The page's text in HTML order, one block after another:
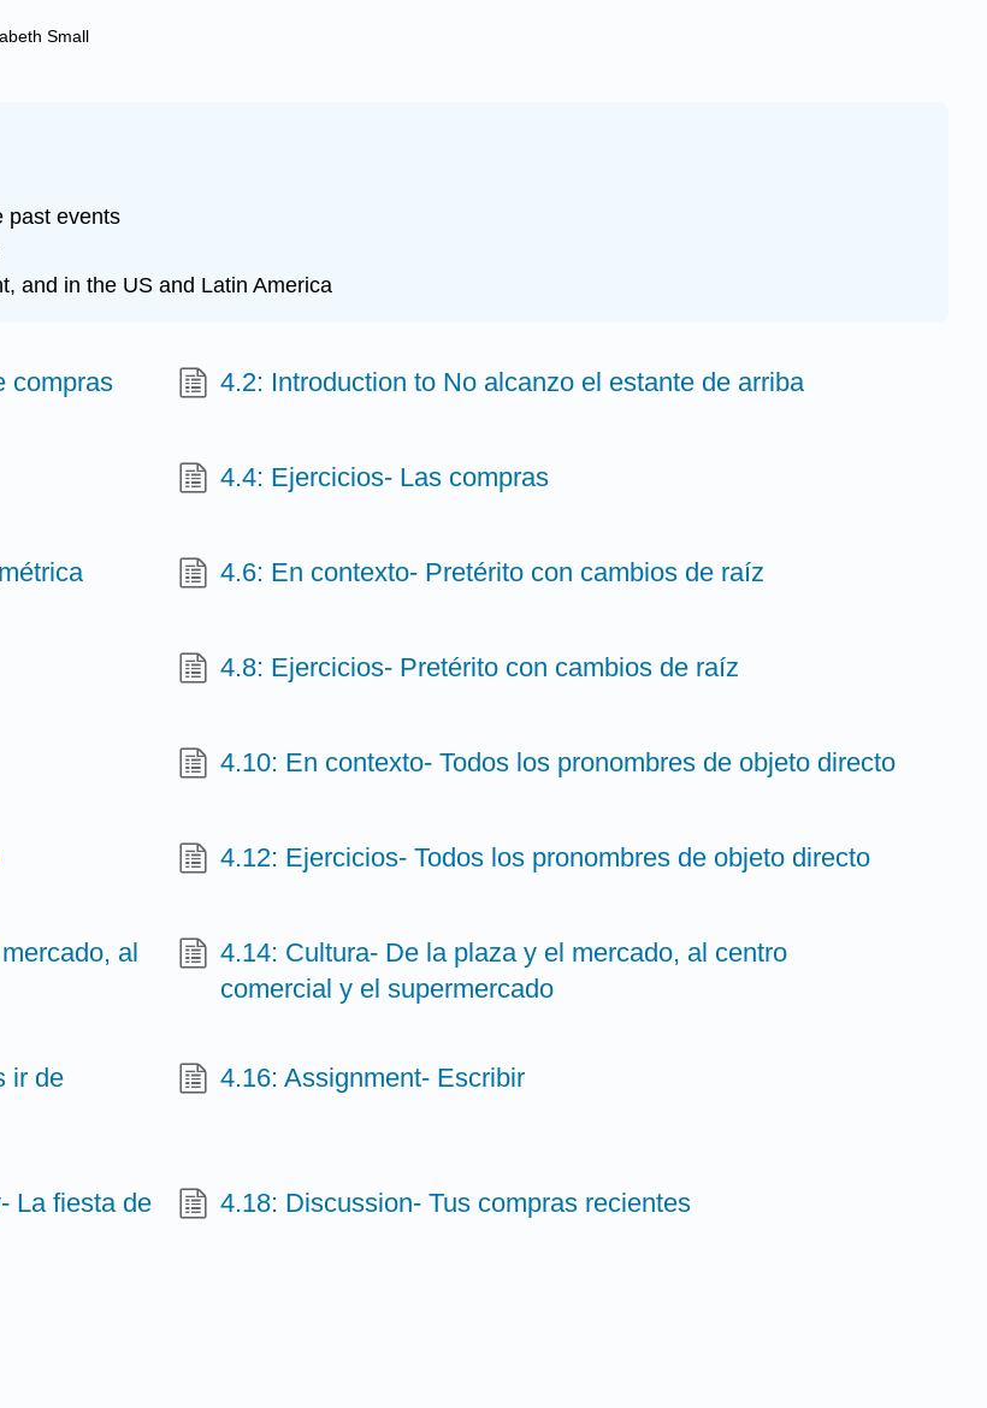
Small
past events
and in the US and Latin America
compras 4.2: Introduction to No alcanzo el estante de arriba
4.4: Ejercicios- Las compras
4.6: En contexto- Pretérito con cambios de raíz
4.8: Ejercicios- Pretérito con cambios de raíz
4.10: En contexto- Todos los pronombres de objeto directo
4.12: Ejercicios- Todos los pronombres de objeto directo
al
4.14: Cultura- De la plaza y el mercado, al centro
comercial y el supermercado
ir de
4.16: Assignment- Escribir
La fiesta de
4.18: Discussion- Tus compras recientes